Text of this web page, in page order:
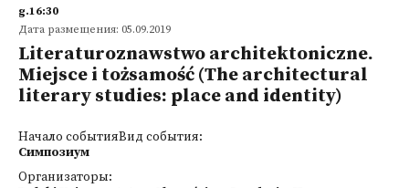
g.16:30
Дата размещения: 05.09.2019
Literaturoznawstwo architektoniczne.
Miejsce i tożsamość (The architectural
literary studies: place and identity)
Начало событияВид события:
Симпозиум
Организаторы: